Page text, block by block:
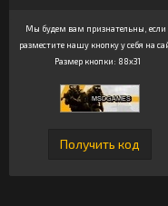
Мы будем вам признательны, если
разместите нашу кнопку у себя на
Размер кнопки: 88x31